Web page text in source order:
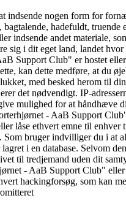
indsende nogen form for
hadefuldt, truende
indsende andet materiale,
sig i dit eget land, landet hvor
Support Club" er hostet
kan dette medføre, at du
med besked herom til
det nødvendigt. IP-
mulighed for at håndhæve
- AaB Support
låse ethvert emne til enhver
Som bruger indvilliger du i at
i en database. Selvom
til tredjemand uden dit
- AaB Support Club"
hackingforsøg, som kan